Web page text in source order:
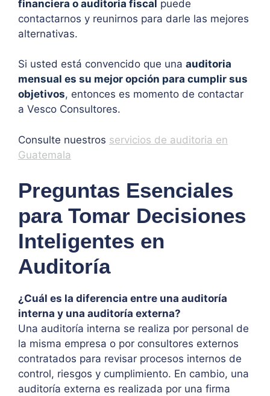
financiera o auditoria fiscal puede
contactarnos y reunirnos para darle las mejores
alternativas.
Si usted está convencido que una auditoria
mensual es su mejor opción para cumplir sus
objetivos, entonces es momento de contactar
a Vesco Consultores.
Consulte nuestros servicios de auditoria en
Guatemala
Preguntas Esenciales
para Tomar Decisiones
Inteligentes en
Auditoría
¿Cuál es la diferencia entre una auditoría
interna y una auditoría externa?
Una auditoría interna se realiza por personal de
la misma empresa o por consultores externos
contratados para revisar procesos internos de
control, riesgos y cumplimiento. En cambio, una
auditoría externa es realizada por una firma